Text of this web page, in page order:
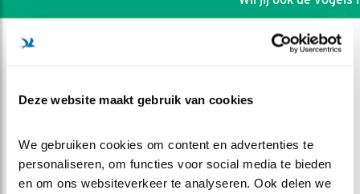
Deze website maakt gebruik van cookies
We gebruiken cookies om content en advertenties te
personaliseren, om functies voor social media te bieden
en om ons websiteverkeer te analyseren. Ook delen we